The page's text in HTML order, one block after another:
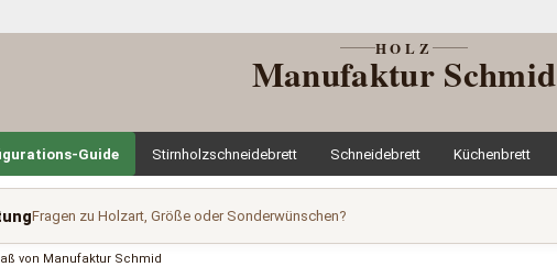
HOLZ
Manufaktur Schmid
Guide Stirnholzschneidebrett Schneidebrett Küchenbrett
Fragen zu Holzart, Größe oder Sonderwünschen?